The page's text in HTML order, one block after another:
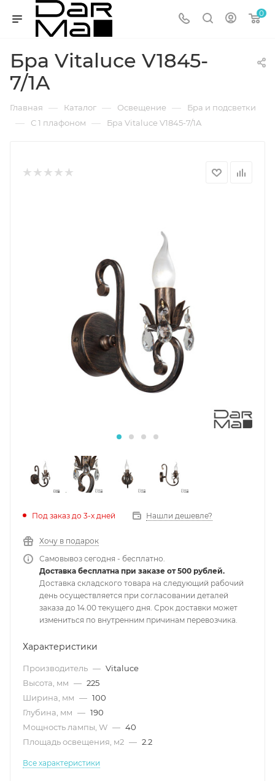
0
Бра Vitaluce V1845-
7/1A
Главная — Каталог — Освещение — Бра и подсветки
— С 1 плафоном — Бра Vitaluce V1845-7/1A
Под заказ до 3-х дней Нашли дешевле?
Хочу в подарок
Самовывоз сегодня - бесплатно.
Доставка бесплатна при заказе от 500 рублей.
Доставка складского товара на следующий рабочий
день осуществляется при согласовании деталей
заказа до 14.00 текущего дня. Срок доставки может
измениться по внутренним причинам перевозчика.
Характеристики
Производитель — Vitaluce
Высота, мм — 225
Ширина, мм — 100
Глубина, мм — 190
Мощность лампы, W — 40
Площадь освещения, м2 — 2.2
Все характеристики